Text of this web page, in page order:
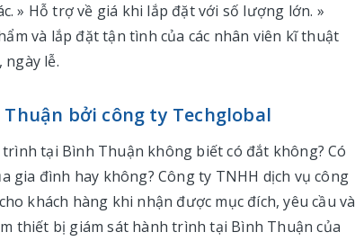
» Hỗ trợ về giá khi lắp đặt với số lượng lớn. »
và lắp đặt tận tình của các nhân viên kĩ thuật
ngày lễ.
bởi công ty Techglobal
tại Bình Thuận không biết có đắt không? Có
gia đình hay không? Công ty TNHH dịch vụ công
khách hàng khi nhận được mục đích, yêu cầu và
thiết bị giám sát hành trình tại Bình Thuận của